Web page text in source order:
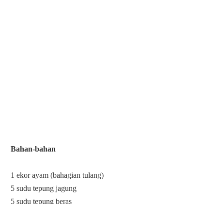
Bahan-bahan
1 ekor ayam (bahagian tulang)
5 sudu tepung jagung
5 sudu tepung beras